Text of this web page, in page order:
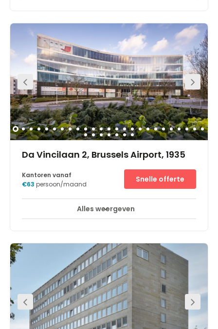
luchthaven. U vindt de werkplek bij Brussel Luchthaven in
Elsinore, een van de zes indrukwekkende torens in het
levendige bedrijfspark Corporate Village. Met de
shuttlebusdienst bent u bovendien slechts vijf minuten
verwijderd van de terminal.Richt u op uw werk in een
heldere, moderne en energie-efficiënte werkplek, die
dankzij de muurhoge ramen baadt in het natuurlijke licht.
Haal het meeste uit het restaurant en de fitnessruimte op
locatie of ontspan tijdens een wandeling in het
nabijgelegen park.
Da Vincilaan 2, Brussels Airport, 1935
Break-Out Ruimtes
arc from both the airport and the centre of Brussels.
Located on an arc of Brussels Airport Zaventem and next
to major motorway junctions, the Corporate Village is
situated in the middle of an atmospheric park
environment where you do not feel like you're in an
industrial setting. Surrounded by several business
buildings, this location offers an inspiring and vibrant
entrepreneurial environment.
Kantoren vanaf
€63 persoon/maand
Snelle offerte
Alles weergeven